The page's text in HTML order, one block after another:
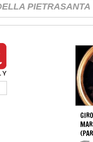
PIETRASANTA